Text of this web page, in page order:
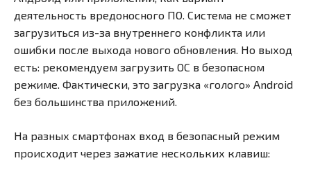
деятельность вредоносного ПО. Система не сможет
загрузиться из-за внутреннего конфликта или
ошибки после выхода нового обновления. Но выход
есть: рекомендуем загрузить ОС в безопасном
режиме. Фактически, это загрузка «голого» Android
без большинства приложений.
На разных смартфонах вход в безопасный режим
происходит через зажатие нескольких клавиш: